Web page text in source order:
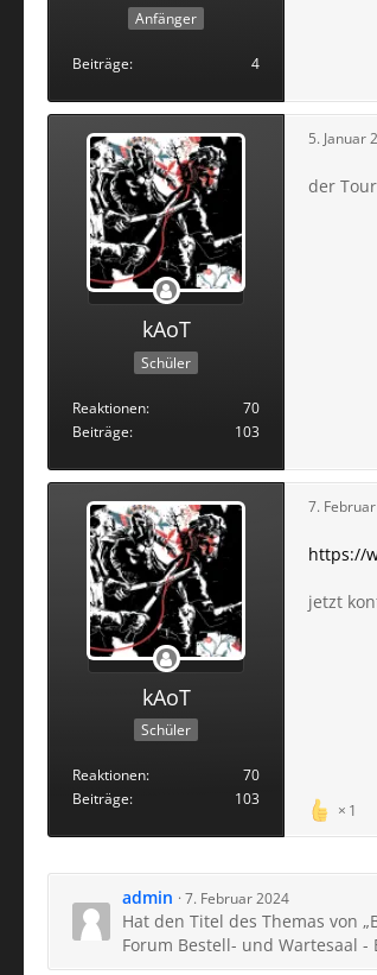
Anfänger
Beiträge 4
kAoT
Schüler
Reaktionen
70
Beiträge
103
5. Januar
der
kAoT
Schüler
Reaktionen
70
Beiträge
103
7.
https://
jetzt
1
admin 7. Februar 2024
Hat den Titel des Themas von
Forum Bestell- und Wartesaal -